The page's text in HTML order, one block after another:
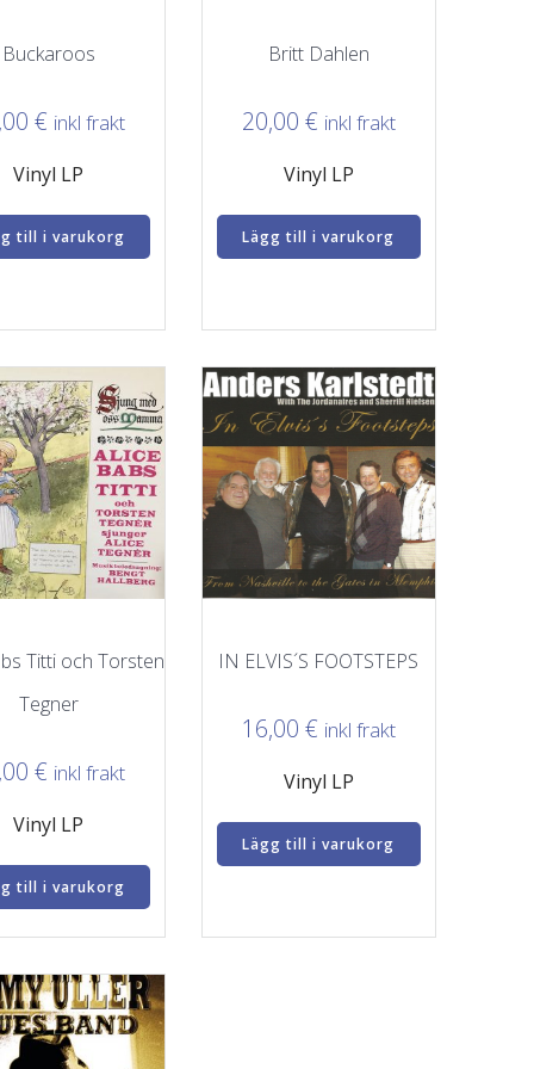
Buckaroos
€ inkl frakt
Vinyl LP
till i varukorg
Britt Dahlen
20,00 € inkl frakt
Vinyl LP
Lägg till i varukorg
Titti och Torsten
Tegner
€ inkl frakt
Vinyl LP
till i varukorg
IN ELVIS´S FOOTSTEPS
16,00 € inkl frakt
Vinyl LP
Lägg till i varukorg